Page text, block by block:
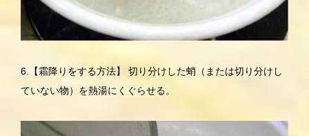
6.【霜降りをする方法】 切り分けした蛸（または切り分けし
ていない物）を熱湯にくぐらせる。